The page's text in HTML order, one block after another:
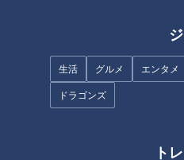
生活 グルメ エンタメ
ドラゴンズ
ト
山田さんも絶賛！絶好調・
いところが良い！」